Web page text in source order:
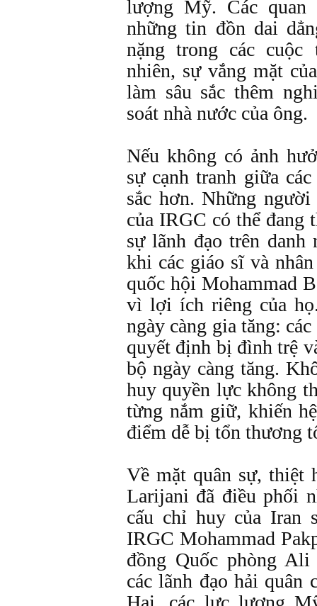
lượng Mỹ. Các quan
những tin đồn dai
nặng trong các
nhiên, sự vắng mặt
làm sâu sắc thêm
soát nhà nước của ông.
Nếu không có ảnh
sự cạnh tranh giữa
sắc hơn. Những
của IRGC có thể đang
sự lãnh đạo trên danh
khi các giáo sĩ và
quốc hội Mohammad
vì lợi ích riêng của
ngày càng gia tăng:
quyết định bị đình trệ
bộ ngày càng tăng.
huy quyền lực không
từng nắm giữ, khiến
điểm dễ bị tổn thương
Về mặt quân sự, thiệt
Larijani đã điều phối
cấu chỉ huy của Iran
IRGC Mohammad
đồng Quốc phòng
các lãnh đạo hải quân